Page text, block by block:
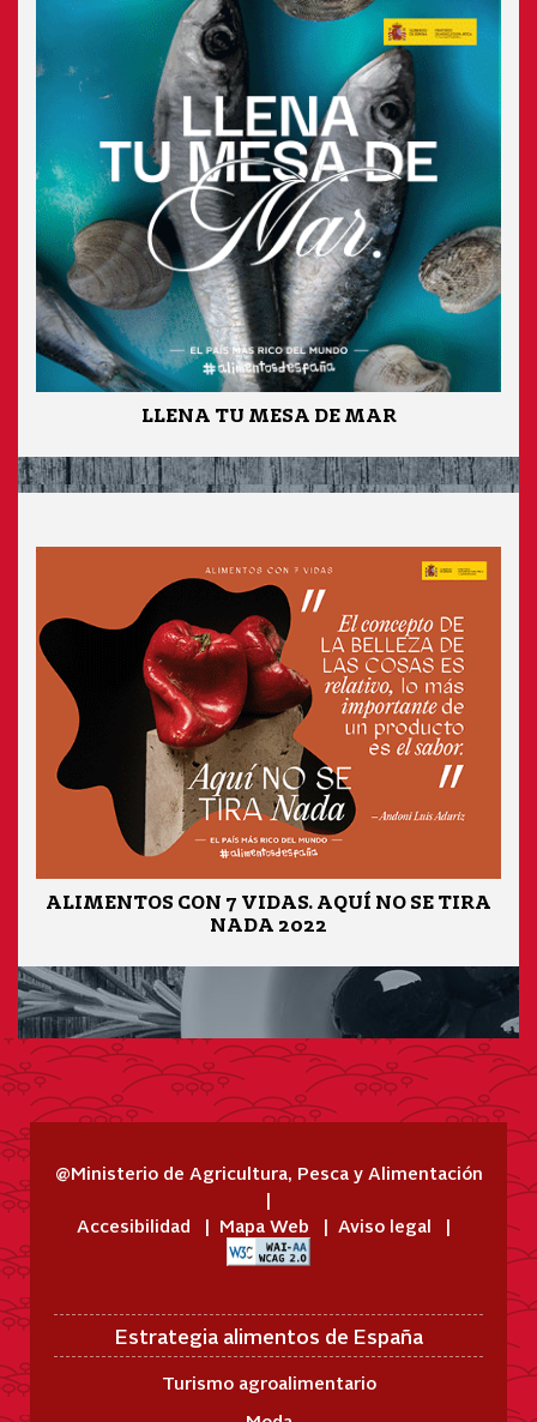
LLENA TU MESA DE MAR
ALIMENTOS CON 7 VIDAS. AQUÍ NO SE TIRA
NADA 2022
@Ministerio de Agricultura, Pesca y Alimentación
Accesibilidad Mapa Web Aviso legal
Estrategia alimentos de España
Turismo agroalimentario